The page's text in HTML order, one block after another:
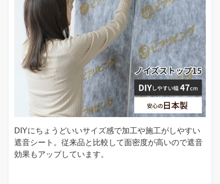
DIYにちょうどいいサイズ感で加工や施工がしやすい
遮音シート。従来品と比較して面密度が高いので遮音
効果もアップしています。